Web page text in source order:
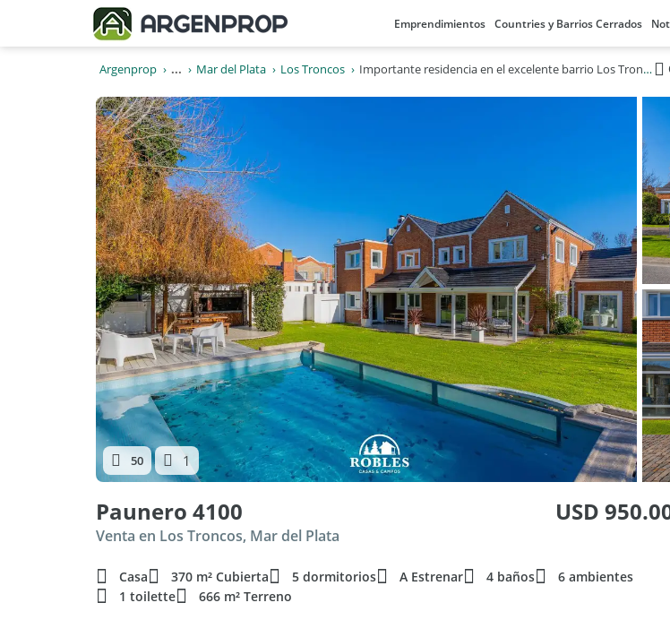
Emprendimientos Countries y Barrios Cerrados
Argenprop ... Mar del Plata Los Troncos Importante residencia en el excelente barrio Los Troncos.
50 1
Paunero 4100 USD
Venta en Los Troncos, Mar del Plata
Casa 370 m² Cubierta 5 dormitorios A Estrenar 4 baños
6 ambientes
1 toilette
666 m² Terreno